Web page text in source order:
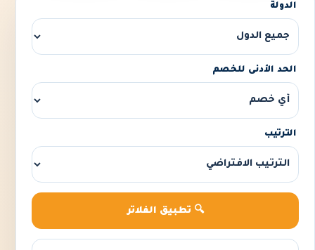
الدولة
الحد الأدنى للخصم
الترتيب
🔍 تطبيق الفلاتر